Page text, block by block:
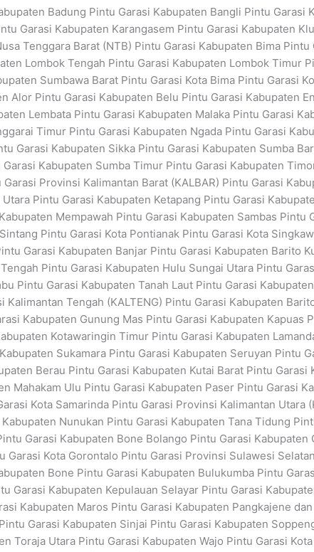
Badung Pintu Garasi Kabupaten Bangli Pintu Garasi
Garasi Kabupaten Karangasem Pintu Garasi Kabupaten
Tenggara Barat (NTB) Pintu Garasi Kabupaten Bima
Lombok Tengah Pintu Garasi Kabupaten Lombok Timur
Sumbawa Barat Pintu Garasi Kota Bima Pintu Garasi
Alor Pintu Garasi Kabupaten Belu Pintu Garasi Kabupaten
Lembata Pintu Garasi Kabupaten Malaka Pintu Garasi
Timur Pintu Garasi Kabupaten Ngada Pintu Garasi
Garasi Kabupaten Sikka Pintu Garasi Kabupaten Sumba
Kabupaten Sumba Timur Pintu Garasi Kabupaten
Provinsi Kalimantan Barat (KALBAR) Pintu Garasi
Pintu Garasi Kabupaten Ketapang Pintu Garasi
Mempawah Pintu Garasi Kabupaten Sambas Pintu
Pintu Garasi Kota Pontianak Pintu Garasi Kota
Garasi Kabupaten Banjar Pintu Garasi Kabupaten Barito
Pintu Garasi Kabupaten Hulu Sungai Utara Pintu
Pintu Garasi Kabupaten Tanah Laut Pintu Garasi
Kalimantan Tengah (KALTENG) Pintu Garasi Kabupaten
Kabupaten Gunung Mas Pintu Garasi Kabupaten Kapuas
Kotawaringin Timur Pintu Garasi Kabupaten
Sukamara Pintu Garasi Kabupaten Seruyan Pintu
Berau Pintu Garasi Kabupaten Kutai Barat Pintu
Mahakam Ulu Pintu Garasi Kabupaten Paser Pintu Garasi
Kota Samarinda Pintu Garasi Provinsi Kalimantan Utara
Nunukan Pintu Garasi Kabupaten Tana Tidung
Garasi Kabupaten Bone Bolango Pintu Garasi
Kota Gorontalo Pintu Garasi Provinsi Sulawesi
Bone Pintu Garasi Kabupaten Bulukumba Pintu
Garasi Kabupaten Kepulauan Selayar Pintu Garasi
Kabupaten Maros Pintu Garasi Kabupaten Pangkajene
Garasi Kabupaten Sinjai Pintu Garasi Kabupaten
Toraja Utara Pintu Garasi Kabupaten Wajo Pintu Garasi